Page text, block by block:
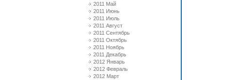
2011 Май
2011 Июнь
2011 Июль
2011 Август
2011 Сентябрь
2011 Октябрь
2011 Ноябрь
2011 Декабрь
2012 Январь
2012 Февраль
2012 Март